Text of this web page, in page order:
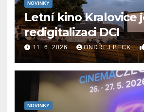
NOVINKY
Letní kino Kralovice
redigitalizaci DCI
11. 6. 2026 ONDŘEJ BECK
NOVINKY